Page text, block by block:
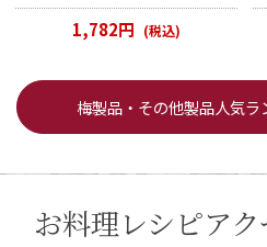
1,782円 (税込)
梅製品・その他製品人気ラ
お料理レシピア